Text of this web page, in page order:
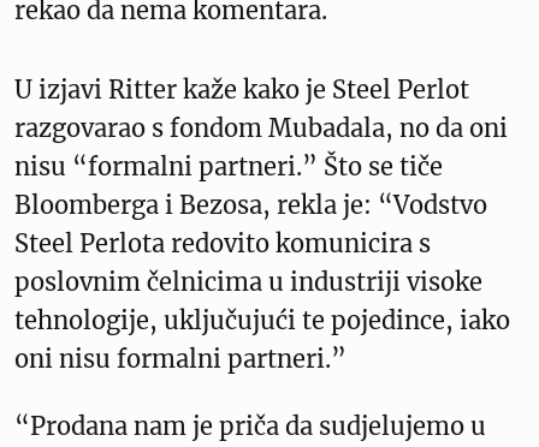
rekao da nema komentara.
U izjavi Ritter kaže kako je Steel Perlot
razgovarao s fondom Mubadala, no da oni
nisu “formalni partneri.” Što se tiče
Bloomberga i Bezosa, rekla je: “Vodstvo
Steel Perlota redovito komunicira s
poslovnim čelnicima u industriji visoke
tehnologije, uključujući te pojedince, iako
oni nisu formalni partneri.”
“Prodana nam je priča da sudjelujemo u